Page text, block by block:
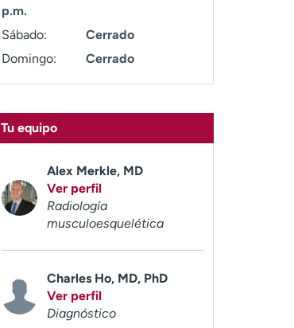
p.m.
Sábado:
Cerrado
Domingo:
Cerrado
Tu equipo
Alex Merkle, MD
Ver perfil
Radiología
musculoesquelética
Charles Ho, MD, PhD
Ver perfil
Diagnóstico